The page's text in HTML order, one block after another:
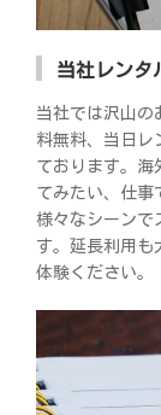
当社レンタ
当社では沢山の
料無料、当日レ
ております。海
てみたい、仕事
様々なシーンで
す。延長利用も
体験ください。